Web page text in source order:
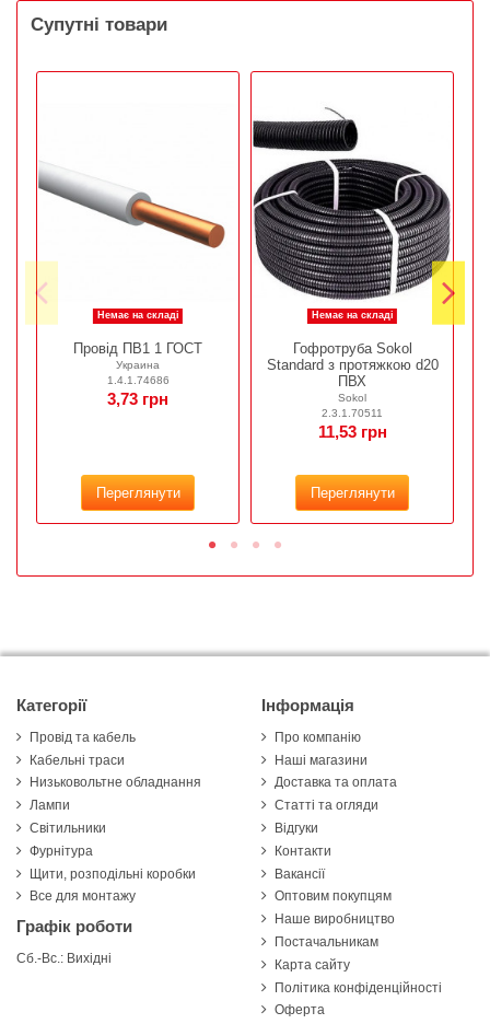
Супутні товари
Немає на складі
Провід ПВ1 1 ГОСТ
Украина
1.4.1.74686
3,73 грн
Переглянути
Немає на складі
Гофротруба Sokol
Standard з протяжкою d20
ПВХ
Sokol
2.3.1.70511
11,53 грн
Переглянути
Категорії
Провід та кабель
Кабельні траси
Низьковольтне обладнання
Лампи
Світильники
Фурнітура
Щити, розподільні коробки
Все для монтажу
Графік роботи
Сб.-Вс.: Вихідні
Інформація
Про компанію
Наші магазини
Доставка та оплата
Статті та огляди
Відгуки
Контакти
Вакансії
Оптовим покупцям
Наше виробництво
Постачальникам
Карта сайту
Політика конфіденційності
Оферта